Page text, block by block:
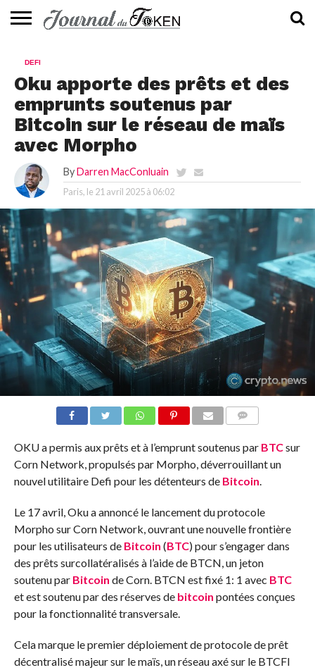
📰
EVALUATION
GUIDE
TENDANCES
À
CONTACTEZ-
DEFI
Oku apporte des prêts et des
emprunts soutenus par
Bitcoin sur le réseau de maïs
avec Morpho
By Darren MacConluain
Paris, le 21 avril 2025 à 06:02
OKU a permis aux prêts et à l’emprunt soutenus par BTCsur
Corn Network, propulsés par Morpho, déverrouillant un
nouvel utilitaire Defi pour les détenteurs de Bitcoin
Le 17 avril, Oku a annoncé le lancement du protocole
Morpho sur Corn Network, ouvrant une nouvelle frontière
pour les utilisateurs de Bitcoin (BTC) pour s’engager dans
des prêts surcollatéralisés à l’aide de BTCN, un jeton
soutenu par Bitcoin de Corn. BTCN est fixé 1: 1 avec BTC
et est soutenu par des réserves de bitcoin pontées conçues
pour la fonctionnalité transversale.
Cela marque le premier déploiement de protocole de prêt
décentralisé majeur sur le maïs, un réseau axé sur le BTCFI